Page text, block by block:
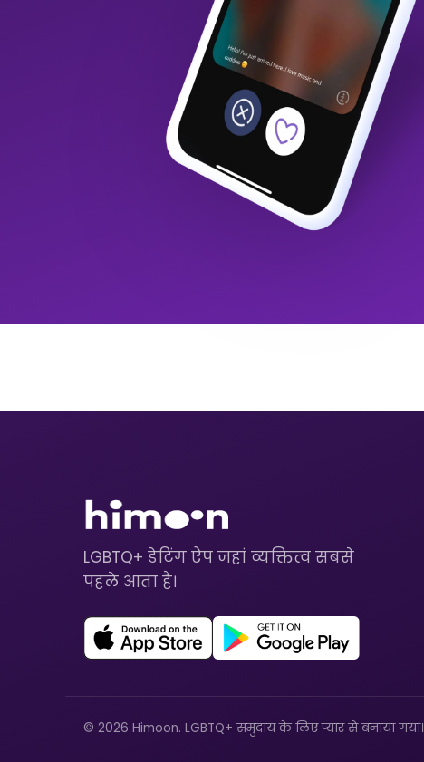
LGBTQ+ डेटिंग ऐप जहां व्यक्तित्व सबसे
पहले आता है।
© 2026 Himoon. LGBTQ+ समुदाय के लिए प्यार से बनाया गया।